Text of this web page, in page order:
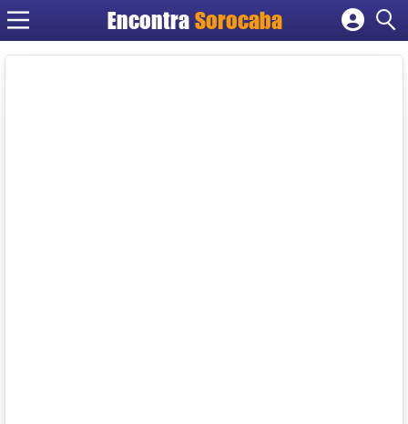
EncontraSorocaba
Cadastrar empresa